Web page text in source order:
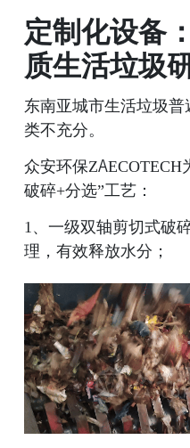
定制化设备
质生活垃圾
东南亚城市生活垃圾
类不充分。
众安环保
破碎+分选”工艺：
1、一级双轴剪切式破
理，有效释放水分；